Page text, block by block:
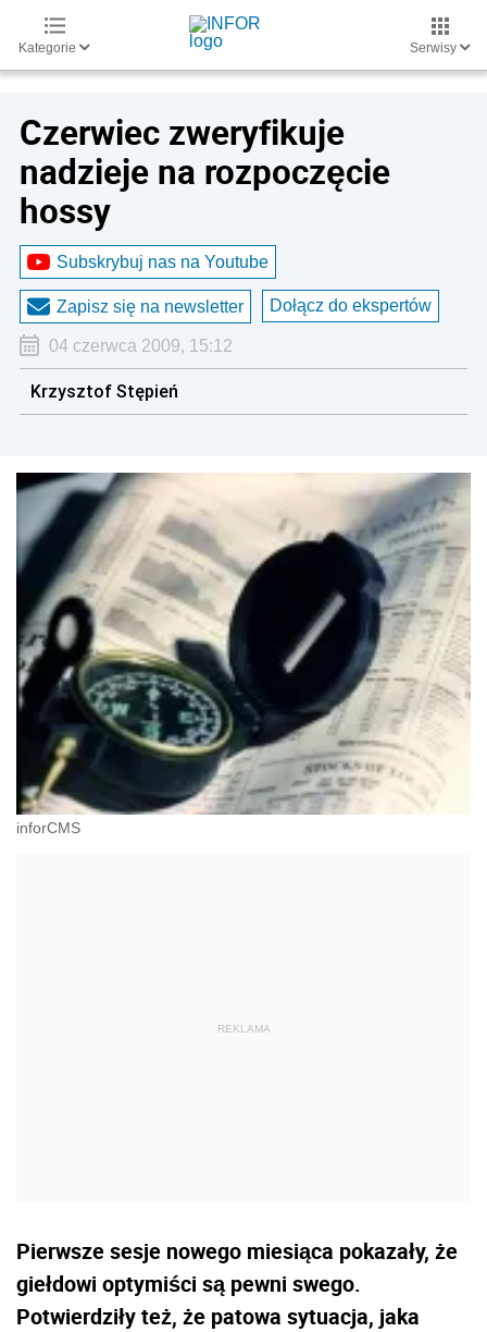
Kategorie Serwisy
Czerwiec zweryfikuje
nadzieje na rozpoczęcie
hossy
Subskrybuj nas na Youtube
Zapisz się na newsletter Dołącz do ekspertów
04 czerwca 2009, 15:12
Krzysztof Stępień
inforCMS
Pierwsze sesje nowego miesiąca pokazały, że
giełdowi optymiści są pewni swego.
Potwierdziły też, że patowa sytuacja, jaka